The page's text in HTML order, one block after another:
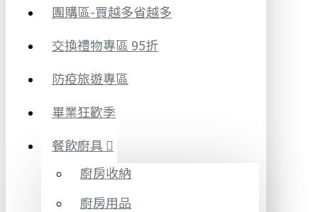
團購區-買越多省越多
交換禮物專區 95折
防疫旅遊專區
畢業狂歡季
餐飲廚具
廚房收納
廚房用品